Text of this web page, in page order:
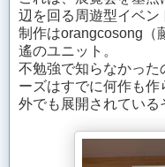
辺を回る周遊型イベン
制作はorangcosong（
遙のユニット。
不勉強で知らなかった
ーズはすでに何作も
外でも展開されている